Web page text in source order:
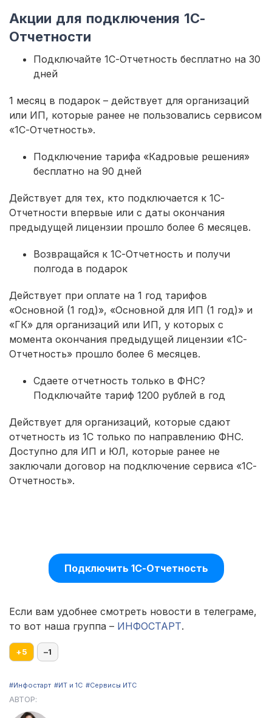
Акции для подключения 1С-
Отчетности
Подключайте 1С-Отчетность бесплатно на 30
дней
1 месяц в подарок – действует для организаций
или ИП, которые ранее не пользовались сервисом
«1С-Отчетность».
Подключение тарифа «Кадровые решения»
бесплатно на 90 дней
Действует для тех, кто подключается к 1С-
Отчетности впервые или с даты окончания
предыдущей лицензии прошло более 6 месяцев.
Возвращайся к 1С-Отчетность и получи
полгода в подарок
Действует при оплате на 1 год тарифов
«Основной (1 год)», «Основной для ИП (1 год)» и
«ГК» для организаций или ИП, у которых с
момента окончания предыдущей лицензии «1С-
Отчетность» прошло более 6 месяцев.
Сдаете отчетность только в ФНС?
Подключайте тариф 1200 рублей в год
Действует для организаций, которые сдают
отчетность из 1С только по направлению ФНС.
Доступно для ИП и ЮЛ, которые ранее не
заключали договор на подключение сервиса «1С-
Отчетность».
Подключить 1С-Отчетность
Если вам удобнее смотреть новости в телеграме,
то вот наша группа – ИНФОСТАРТ.
+5 –1
#Инфостарт #ИТ и 1С #Сервисы ИТС
АВТОР: